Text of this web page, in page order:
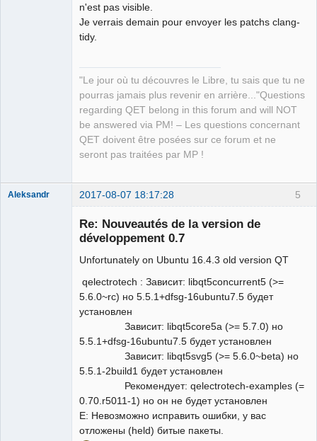
n'est pas visible.
Je verrais demain pour envoyer les patchs clang-
tidy.
"Le jour où tu découvres le Libre, tu sais que tu ne
pourras jamais plus revenir en arrière..."Questions
regarding QET belong in this forum and will NOT
be answered via PM! – Les questions concernant
QET doivent être posées sur ce forum et ne
seront pas traitées par MP !
5
Aleksandr 2017-08-07 18:17:28
Re: Nouveautés de la version de
développement 0.7
Unfortunately on Ubuntu 16.4.3 old version QT
qelectrotech : Зависит: libqt5concurrent5 (>=
5.6.0~rc) но 5.5.1+dfsg-16ubuntu7.5 будет
установлен
Зависит: libqt5core5a (>= 5.7.0) но
5.5.1+dfsg-16ubuntu7.5 будет установлен
Зависит: libqt5svg5 (>= 5.6.0~beta) но
5.5.1-2build1 будет установлен
Рекомендует: qelectrotech-examples (=
0.70.r5011-1) но он не будет установлен
E: Невозможно исправить ошибки, у вас
отложены (held) битые пакеты.